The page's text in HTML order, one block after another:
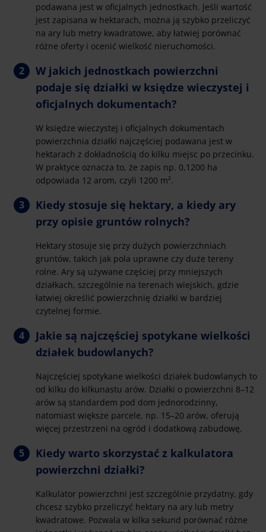
podawana jest w oficjalnych jednostkach. Jeśli wartość
jest zapisana w hektarach, można ją szybko przeliczyć
na ary lub metry kwadratowe, aby łatwiej porównać
różne oferty i ocenić wielkość nieruchomości.
W jakich jednostkach powierzchni
podaje się działki w księdze wieczystej i
oficjalnych dokumentach?
W księdze wieczystej i oficjalnych dokumentach
powierzchnia działki najczęściej podawana jest w
hektarach z dokładnością do kilku miejsc po przecinku.
W praktyce oznacza to, że zapis np. 0,1200 ha
odpowiada 12 arom, czyli 1200 m².
Kiedy stosuje się hektary, a kiedy ary
przy opisie gruntów rolnych?
Hektary stosuje się przy dużych powierzchniach
gruntów, takich jak pola uprawne czy duże tereny
rolne. Ary są używane częściej przy mniejszych
działkach, szczególnie na terenach wiejskich, gdzie
łatwiej określić powierzchnię działki w bardziej
czytelnej formie.
Jakie są najczęściej spotykane wielkości
działek budowlanych?
Najczęściej spotykane wielkości działek budowlanych to
od kilku do kilkunastu arów. Działki o powierzchni 8–12
arów są standardem pod dom jednorodzinny,
natomiast większe parcele, np. 15–20 arów, oferują
więcej przestrzeni na ogród i dodatkową zabudowę.
Kiedy warto skorzystać z kalkulatora
powierzchni działki?
Kalkulator powierzchni jest szczególnie przydatny, gdy
chcesz szybko przeliczyć hektary na ary lub metry
kwadratowe. Pozwala w kilka sekund porównać różne